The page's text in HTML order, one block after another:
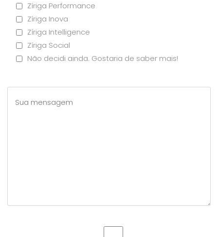
Zíriga Performance
Zíriga Inova
Zíriga Intelligence
Zíriga Social
Não decidi ainda. Gostaria de saber mais!